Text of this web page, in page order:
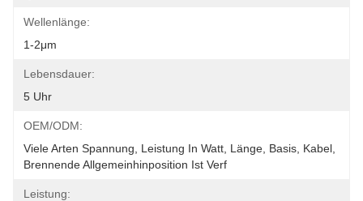
Wellenlänge:
1-2μm
Lebensdauer:
5 Uhr
OEM/ODM:
Viele Arten Spannung, Leistung In Watt, Länge, Basis, Kabel,
Brennende Allgemeinhinposition Ist Verf
Leistung: